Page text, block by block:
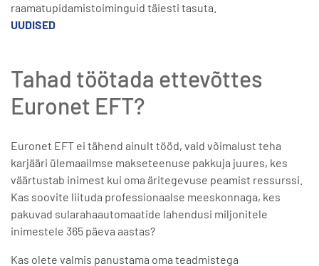
raamatupidamistoiminguid täiesti tasuta.
UUDISED
Tahad töötada ettevõttes
Euronet EFT?
Euronet EFT ei tähend ainult tööd, vaid võimalust teha
karjääri ülemaailmse makseteenuse pakkuja juures, kes
väärtustab inimest kui oma äritegevuse peamist ressurssi.
Kas soovite liituda professionaalse meeskonnaga, kes
pakuvad sularahaautomaatide lahendusi miljonitele
inimestele 365 päeva aastas?
Kas olete valmis panustama oma teadmistega